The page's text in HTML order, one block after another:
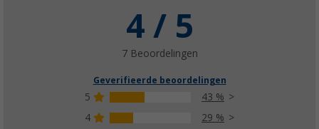
4 / 5
7 Beoordelingen
Geverifieerde beoordelingen
5
43 %
4
29 %